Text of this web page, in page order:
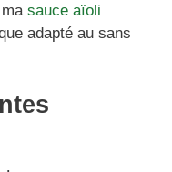
sauce aïoli
adapté au sans